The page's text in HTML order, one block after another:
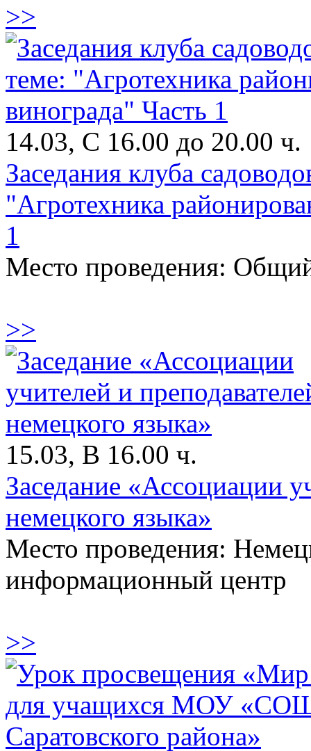
>>
14.03, С 16.00 до 20.00 ч.
Заседания клуба
"Агротехника
1
Место проведения:
>>
15.03, В 16.00 ч.
Заседание «Ассоциации
немецкого языка»
Место проведения:
информационный центр
>>